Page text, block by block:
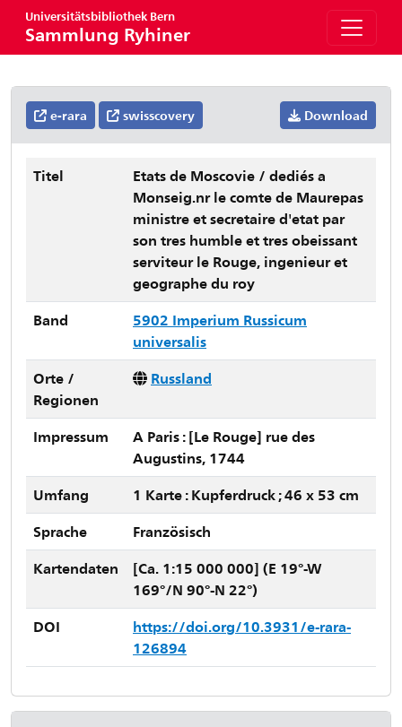
Universitätsbibliothek Bern
Sammlung Ryhiner
e-rara swisscovery Download
Titel
Etats de Moscovie / dediés a
Monseig.nr le comte de Maurepas
ministre et secretaire d'etat par
son tres humble et tres obeissant
serviteur le Rouge, ingenieur et
geographe du roy
Band
5902 Imperium Russicum
universalis
Orte /
Regionen
Russland
Impressum
A Paris : [Le Rouge] rue des
Augustins, 1744
Umfang
1 Karte : Kupferdruck ; 46 x 53 cm
Sprache
Französisch
Kartendaten
[Ca. 1:15 000 000] (E 19°-W
169°/N 90°-N 22°)
DOI
https://doi.org/10.3931/e-rara-
126894